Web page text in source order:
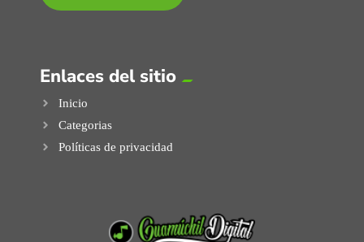
Enlaces del sitio
Inicio
Categorias
Políticas de privacidad